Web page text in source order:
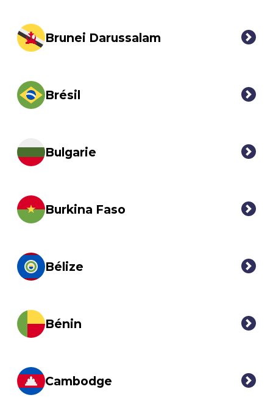
Brunei Darussalam
Brésil
Bulgarie
Burkina Faso
Bélize
Bénin
Cambodge